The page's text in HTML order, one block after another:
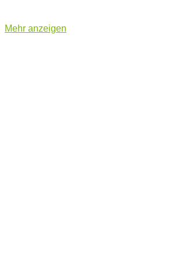
Mehr anzeigen